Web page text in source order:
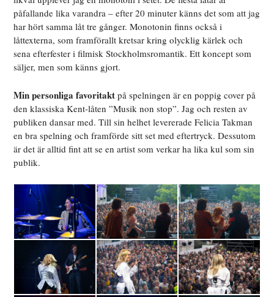
påfallande lika varandra – efter 20 minuter känns det som att jag
har hört samma låt tre gånger. Monotonin finns också i
låttexterna, som framförallt kretsar kring olycklig kärlek och
sena efterfester i filmisk Stockholmsromantik. Ett koncept som
säljer, men som känns gjort.
Min personliga favoritakt på spelningen är en poppig cover på
den klassiska Kent-låten ”Musik non stop”. Jag och resten av
publiken dansar med. Till sin helhet levererade Felicia Takman
en bra spelning och framförde sitt set med eftertryck. Dessutom
är det är alltid fint att se en artist som verkar ha lika kul som sin
publik.